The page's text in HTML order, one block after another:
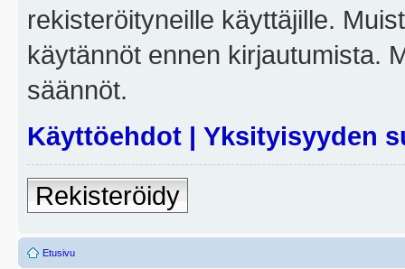
rekisteröityneille käyttäjille.
käytännöt ennen kirjautumista.
säännöt.
Käyttöehdot | Yksityisyyden
Rekisteröidy
Etusivu